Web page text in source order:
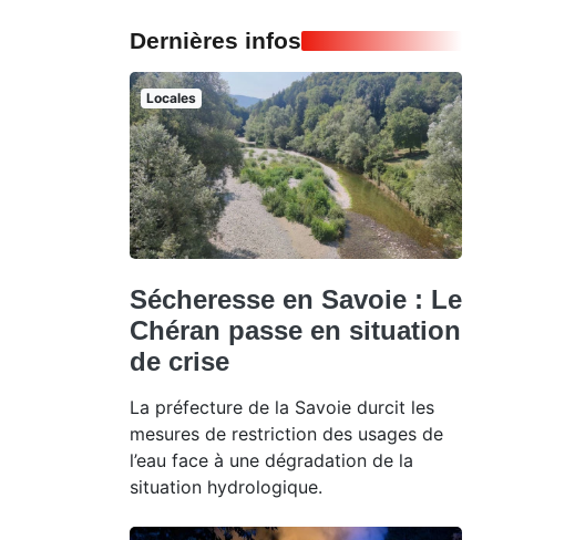
Dernières infos
Locales
Sécheresse en Savoie : Le
Chéran passe en situation
de crise
La préfecture de la Savoie durcit les
mesures de restriction des usages de
l’eau face à une dégradation de la
situation hydrologique.